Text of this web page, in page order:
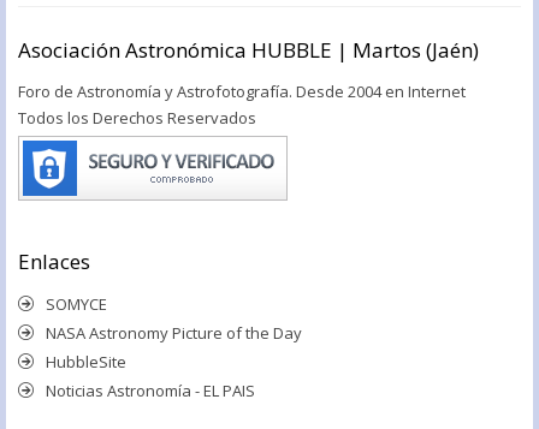
Asociación Astronómica HUBBLE | Martos (Jaén)
Foro de Astronomía y Astrofotografía. Desde 2004 en Internet
Todos los Derechos Reservados
Enlaces
SOMYCE
NASA Astronomy Picture of the Day
HubbleSite
Noticias Astronomía - EL PAIS